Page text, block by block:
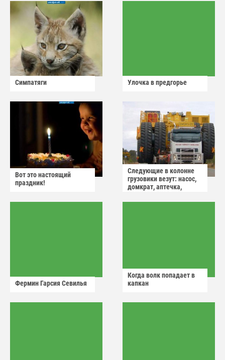
Симпатяги Улочка в предгорье
Вот это настоящий
праздник!
Следующие в колонне
грузовики везут: насос,
домкрат, аптечка,
Фермин Гарсия Севилья
Когда волк попадает в
капкан